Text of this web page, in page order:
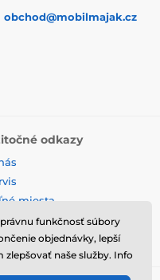
obchod@mobilmajak.cz
odkazy
miesta
funkčnosť súbory
objednávky, lepší
zlepšovať naše služby. Info